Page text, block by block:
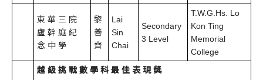
東 華 三 院
盧 幹 庭 紀
念 中 學
黎
善
齊
Lai
Sin
Chai
Secondary
3 Level
T.W.G.Hs. Lo
Kon Ting
Memorial
College
越 級 挑 戰 數 學 科 最 佳 表 現 獎